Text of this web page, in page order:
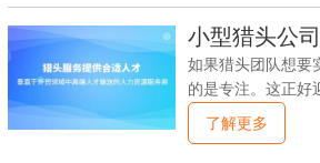
强的招聘目的性和
有针对性的一对一
天的政策不同，它
招聘或等待他人提
招聘服务优于传统
解决这个问题，或
招聘中都存在以下
看待“人才”1.招聘
换成本不高，服务
对于中小型连锁药
见，几个空缺职位
如果猎头团队想要
的是专注。这正好
精细化、垂直化。
人数和资源上并不
了解更多